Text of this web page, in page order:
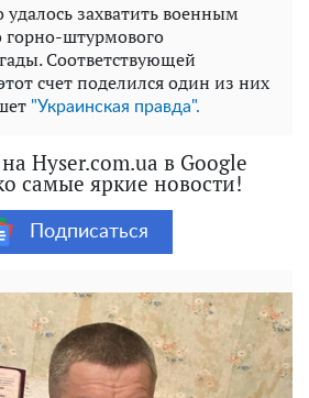
захватить военным
горно-штурмового
Соответствующей
счет поделился один из них
"Украинская правда".
Hyser.com.ua в Google
самые яркие новости!
Подписаться